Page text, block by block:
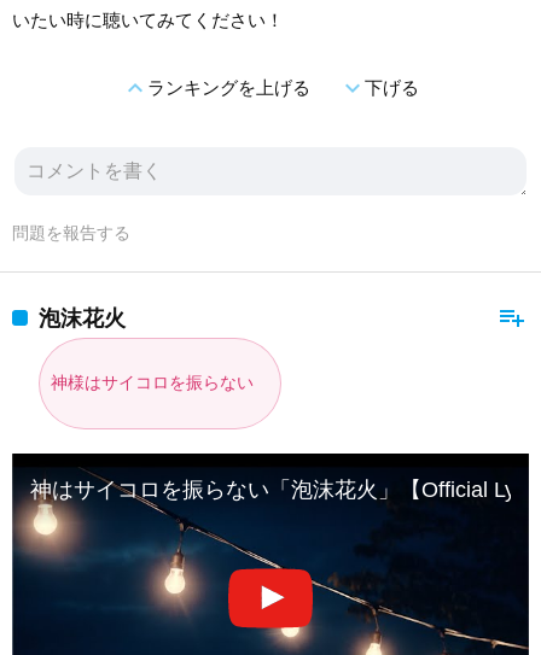
いたい時に聴いてみてください！
expand_lessランキングを上げる expand_more下げる
問題を報告する
playlist_add
泡沫花火
神様はサイコロを振らない
神はサイコロを振らない「泡沫花火」【Official